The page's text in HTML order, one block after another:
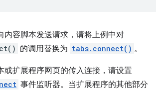
内容脚本发送请求，请将上例中对
的调用替换为 tabs.connect() 。
或扩展程序网页的传入连接，请设置
事件监听器。当扩展程序的其他部分